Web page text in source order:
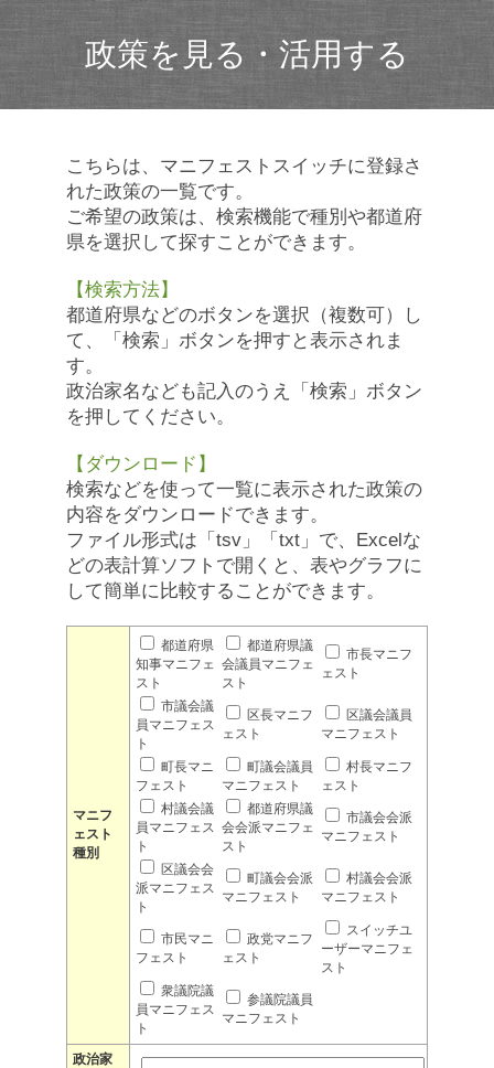
政策を見る・活用する
こちらは、マニフェストスイッチに登録さ
れた政策の一覧です。
ご希望の政策は、検索機能で種別や都道府
県を選択して探すことができます。
【検索方法】
都道府県などのボタンを選択（複数可）し
て、「検索」ボタンを押すと表示されま
す。
政治家名なども記入のうえ「検索」ボタン
を押してください。
【ダウンロード】
検索などを使って一覧に表示された政策の
内容をダウンロードできます。
ファイル形式は「tsv」「txt」で、Excelな
どの表計算ソフトで開くと、表やグラフに
して簡単に比較することができます。
マニフ
ェスト
種別
都道府県
知事マニフェ
スト
都道府県議
会議員マニフェ
スト
市長マニフ
ェスト
市議会議
員マニフェス
ト
区長マニフ
ェスト
区議会議員
マニフェスト
町長マニ
フェスト
町議会議員
マニフェスト
村長マニフ
ェスト
村議会議
員マニフェス
ト
都道府県議
会会派マニフェ
スト
市議会会派
マニフェスト
区議会会
派マニフェス
ト
町議会会派
マニフェスト
村議会会派
マニフェスト
市民マニ
フェスト
政党マニフ
ェスト
スイッチユ
ーザーマニフェ
スト
衆議院議
員マニフェス
ト
参議院議員
マニフェスト
政治家